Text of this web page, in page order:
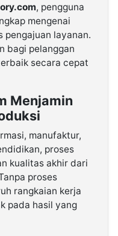
, pengguna
mengenai
pengajuan layanan.
bagi pelanggan
secara cepat
Menjamin
manufaktur,
proses
kualitas akhir dari
proses
rangkaian kerja
pada hasil yang